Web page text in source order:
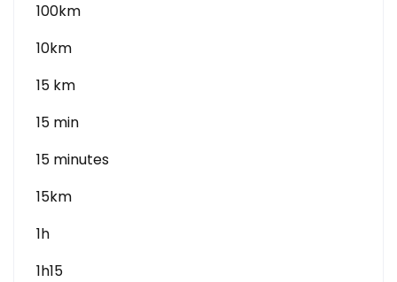
100km
10km
15 km
15 min
15 minutes
15km
1h
1h15